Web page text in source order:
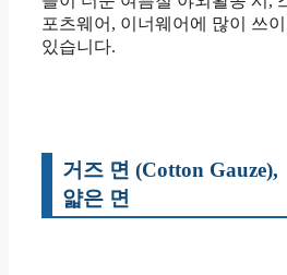
포츠웨어, 이너웨어에 많이 쓰
있습니다.
거즈 면 (Cotton Gauze),
얇은 면